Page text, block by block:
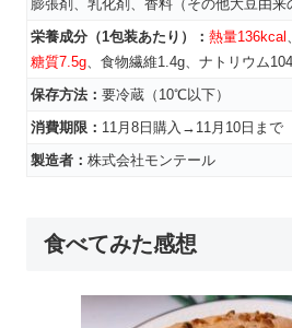
膨張剤、乳化剤、香料（その他大豆由来
栄養成分（1包装あたり）： 熱量136kcal
糖質7.5g 、食物繊維1.4g、ナトリウム
保存方法： 要冷蔵（10℃以下）
消費期限： 11月8日購入→11月10日まで
製造者： 株式会社モンテール
食べてみた感想